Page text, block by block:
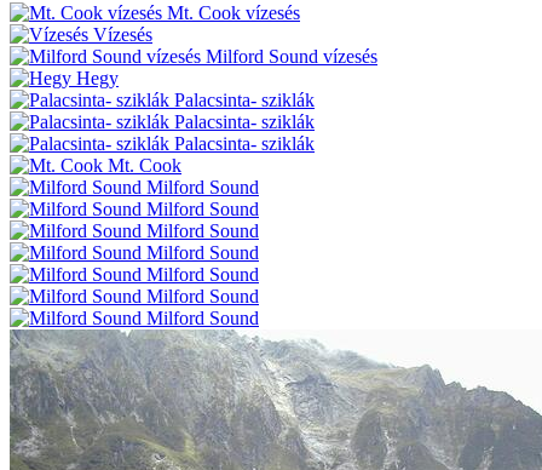
Mt. Cook vízesés
Vízesés
Milford Sound vízesés
Hegy
Palacsinta- sziklák
Palacsinta- sziklák
Palacsinta- sziklák
Mt. Cook
Milford Sound
Milford Sound
Milford Sound
Milford Sound
Milford Sound
Milford Sound
Milford Sound